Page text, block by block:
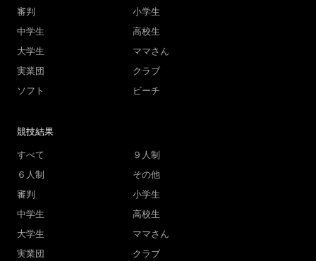
審判
小学生
中学生
高校生
大学生
ママさん
実業団
クラブ
ソフト
ビーチ
競技結果
すべて
９人制
６人制
その他
審判
小学生
中学生
高校生
大学生
ママさん
実業団
クラブ